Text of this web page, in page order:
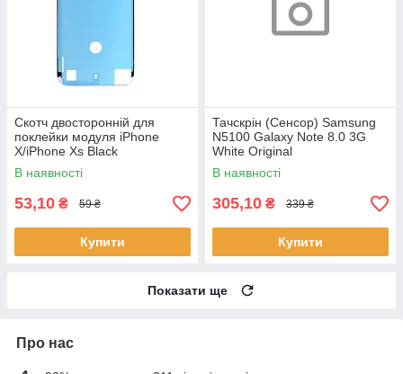
Скотч двосторонній для
поклейки модуля iPhone
X/iPhone Xs Black
В наявності
53,10 ₴ 59 ₴
Купити
Тачскрін (Сенсор) Samsung
N5100 Galaxy Note 8.0 3G
White Original
В наявності
305,10 ₴ 339 ₴
Купити
Показати ще
Про нас